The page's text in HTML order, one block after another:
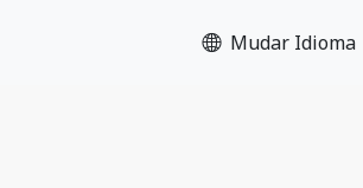
Mudar Idioma